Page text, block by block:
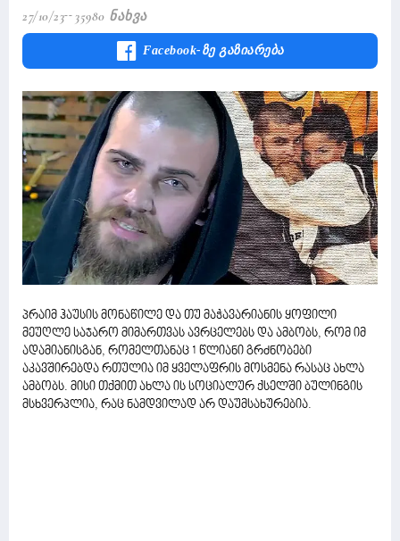
27/10/23 35980 Ნახვა
Facebook-Ზე Გაზიარება
პრაიმ ჰაუსის მონაწილე და თუ მაჭავარიანის ყოფილი
მეუღლე საჯარო მიმართვას ავრცელებს და ამბობს, რომ იმ
ადამიანისგან, რომელთანაც 1 წლიანი გრძნობები
აკავშირებდა რთულია იმ ყველაფრის მოსმენა რასაც ახლა
ამბობს. მისი თქმით ახლა ის სოციალურ ქსელში ბულინგის
მსხვერპლია, რაც ნამდვილად არ დაუმსახურებია.